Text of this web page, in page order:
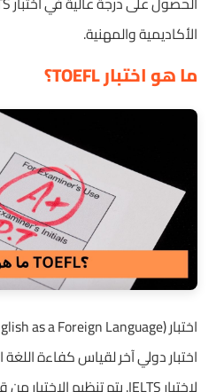
الأكاديمية والمهنية.
ما هو اختبار TOEFL؟
اختبار دولي آخر لقياس كفاءة اللغة